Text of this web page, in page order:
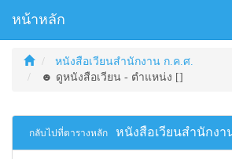
หน้าหลัก
หนังสือเวียนสำนักงาน ก.ค.ศ.
☻ ดูหนังสือเวียน - ตำแหน่ง []
กลับไปที่ตารางหลัก หนังสือเวียนสำนักงา